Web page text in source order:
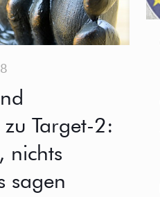
Target-2:
nichts
sagen